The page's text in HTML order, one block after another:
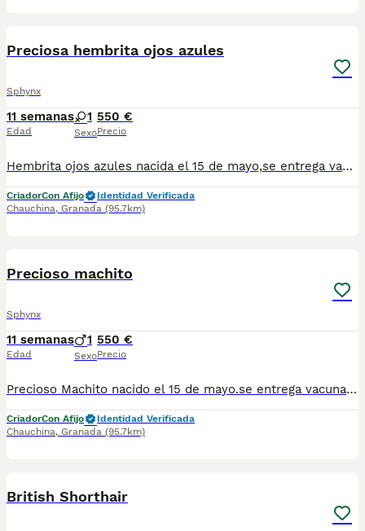
Preciosa hembrita ojos azules
Sphynx
11 semanas
Edad
1
Sexo
550 €
Precio
Hembrita ojos azules nacida el 15 de mayo,se entrega vacunada y desparasitada con su cartilla veterinaria, está criada en familia por lo que es muy cariñosa , para más información contactar por WhatsApp 623347098
CriadorCon Afijo
Identidad Verificada
Chauchina, Granada (95.7km)
Precioso machito
Sphynx
11 semanas
Edad
1
Sexo
550 €
Precio
Precioso Machito nacido el 15 de mayo.se entrega vacunado y desparasitado con su cartilla veterinaria,está criado en familia por lo que es muy cariñoso, para más información contactar por WhatsApp 623347098
CriadorCon Afijo
Identidad Verificada
Chauchina, Granada (95.7km)
British Shorthair